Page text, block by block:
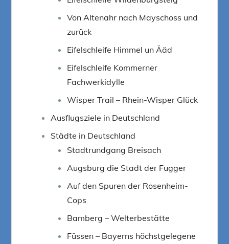
Von Altenahr nach Mayschoss und
zurück
Eifelschleife Himmel un Ääd
Eifelschleife Kommerner
Fachwerkidylle
Wisper Trail – Rhein-Wisper Glück
Ausflugsziele in Deutschland
Städte in Deutschland
Stadtrundgang Breisach
Augsburg die Stadt der Fugger
Auf den Spuren der Rosenheim-
Cops
Bamberg – Welterbestätte
Füssen – Bayerns höchstgelegene